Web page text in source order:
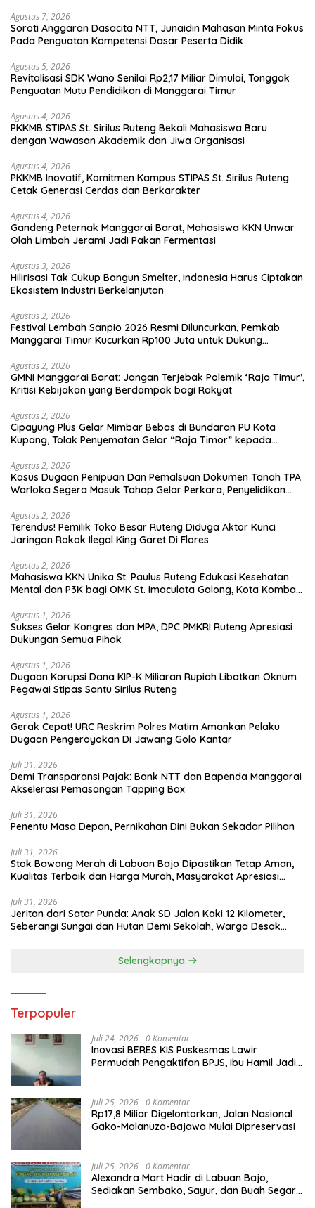
Agustus 7, 2026
Soroti Anggaran Dasacita NTT, Junaidin Mahasan Minta Fokus
Pada Penguatan Kompetensi Dasar Peserta Didik
Agustus 5, 2026
Revitalisasi SDK Wano Senilai Rp2,17 Miliar Dimulai, Tonggak
Penguatan Mutu Pendidikan di Manggarai Timur
Agustus 4, 2026
PKKMB STIPAS St. Sirilus Ruteng Bekali Mahasiswa Baru
dengan Wawasan Akademik dan Jiwa Organisasi
Agustus 4, 2026
PKKMB Inovatif, Komitmen Kampus STIPAS St. Sirilus Ruteng
Cetak Generasi Cerdas dan Berkarakter
Agustus 4, 2026
Gandeng Peternak Manggarai Barat, Mahasiswa KKN Unwar
Olah Limbah Jerami Jadi Pakan Fermentasi
Agustus 3, 2026
Hilirisasi Tak Cukup Bangun Smelter, Indonesia Harus Ciptakan
Ekosistem Industri Berkelanjutan
Agustus 2, 2026
Festival Lembah Sanpio 2026 Resmi Diluncurkan, Pemkab
Manggarai Timur Kucurkan Rp100 Juta untuk Dukung
Agustus 2, 2026
GMNI Manggarai Barat: Jangan Terjebak Polemik ‘Raja Timur’,
Kritisi Kebijakan yang Berdampak bagi Rakyat
Agustus 2, 2026
Cipayung Plus Gelar Mimbar Bebas di Bundaran PU Kota
Kupang, Tolak Penyematan Gelar “Raja Timor” kepada
Agustus 2, 2026
Kasus Dugaan Penipuan Dan Pemalsuan Dokumen Tanah TPA
Warloka Segera Masuk Tahap Gelar Perkara, Penyelidikan
Agustus 2, 2026
Terendus! Pemilik Toko Besar Ruteng Diduga Aktor Kunci
Jaringan Rokok Ilegal King Garet Di Flores
Agustus 2, 2026
Mahasiswa KKN Unika St. Paulus Ruteng Edukasi Kesehatan
Mental dan P3K bagi OMK St. Imaculata Galong, Kota Komba
Agustus 1, 2026
Sukses Gelar Kongres dan MPA, DPC PMKRI Ruteng Apresiasi
Dukungan Semua Pihak
Agustus 1, 2026
Dugaan Korupsi Dana KIP-K Miliaran Rupiah Libatkan Oknum
Pegawai Stipas Santu Sirilus Ruteng
Agustus 1, 2026
Gerak Cepat! URC Reskrim Polres Matim Amankan Pelaku
Dugaan Pengeroyokan Di Jawang Golo Kantar
Juli 31, 2026
​Demi Transparansi Pajak: Bank NTT dan Bapenda Manggarai
Akselerasi Pemasangan Tapping Box
Juli 31, 2026
Penentu Masa Depan, Pernikahan Dini Bukan Sekadar Pilihan
Juli 31, 2026
Stok Bawang Merah di Labuan Bajo Dipastikan Tetap Aman,
Kualitas Terbaik dan Harga Murah, Masyarakat Apresiasi
Juli 31, 2026
Jeritan dari Satar Punda: Anak SD Jalan Kaki 12 Kilometer,
Seberangi Sungai dan Hutan Demi Sekolah, Warga Desak
Selengkapnya
Terpopuler
Juli 24, 2026 0 Komentar
Inovasi BERES KIS Puskesmas Lawir
Permudah Pengaktifan BPJS, Ibu Hamil Jadi
Juli 25, 2026 0 Komentar
Rp17,8 Miliar Digelontorkan, Jalan Nasional
Gako-Malanuza-Bajawa Mulai Dipreservasi
Juli 25, 2026 0 Komentar
Alexandra Mart Hadir di Labuan Bajo,
Sediakan Sembako, Sayur, dan Buah Segar